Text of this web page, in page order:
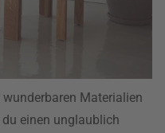
Materialien
einen unglaublich